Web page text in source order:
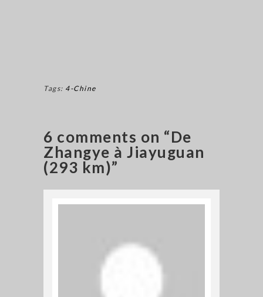
Tags: 4-Chine
6 comments on “De
Zhangye à Jiayuguan
(293 km)”